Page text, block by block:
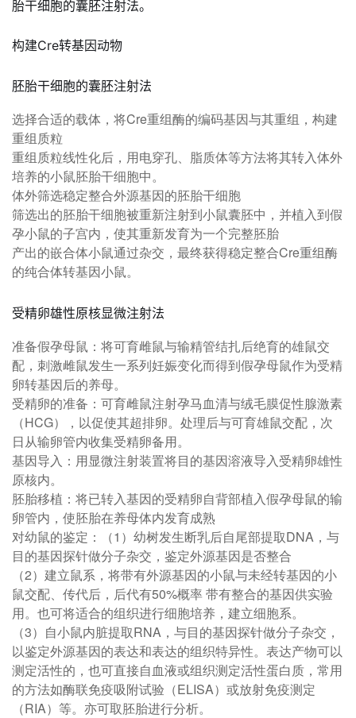
胎干细胞的囊胚注射法。
构建Cre转基因动物
胚胎干细胞的囊胚注射法
选择合适的载体，将Cre重组酶的编码基因与其重组，构建
重组质粒
重组质粒线性化后，用电穿孔、脂质体等方法将其转入体外
培养的小鼠胚胎干细胞中。
体外筛选稳定整合外源基因的胚胎干细胞
筛选出的胚胎干细胞被重新注射到小鼠囊胚中，并植入到假
孕小鼠的子宫内，使其重新发育为一个完整胚胎
产出的嵌合体小鼠通过杂交，最终获得稳定整合Cre重组酶
的纯合体转基因小鼠。
受精卵雄性原核显微注射法
准备假孕母鼠：将可育雌鼠与输精管结扎后绝育的雄鼠交
配，刺激雌鼠发生一系列妊娠变化而得到假孕母鼠作为受精
卵转基因后的养母。
受精卵的准备：可育雌鼠注射孕马血清与绒毛膜促性腺激素
（HCG），以促使其超排卵。处理后与可育雄鼠交配，次
日从输卵管内收集受精卵备用。
基因导入：用显微注射装置将目的基因溶液导入受精卵雄性
原核内。
胚胎移植：将已转入基因的受精卵自背部植入假孕母鼠的输
卵管内，使胚胎在养母体内发育成熟
对幼鼠的鉴定：（1）幼树发生断乳后自尾部提取DNA，与
目的基因探针做分子杂交，鉴定外源基因是否整合
（2）建立鼠系，将带有外源基因的小鼠与未经转基因的小
鼠交配、传代后，后代有50%概率 带有整合的基因供实验
用。也可将适合的组织进行细胞培养，建立细胞系。
（3）自小鼠内脏提取RNA，与目的基因探针做分子杂交，
以鉴定外源基因的表达和表达的组织特异性。表达产物可以
测定活性的，也可直接自血液或组织测定活性蛋白质，常用
的方法如酶联免疫吸附试验（ELISA）或放射免疫测定
（RIA）等。亦可取胚胎进行分析。